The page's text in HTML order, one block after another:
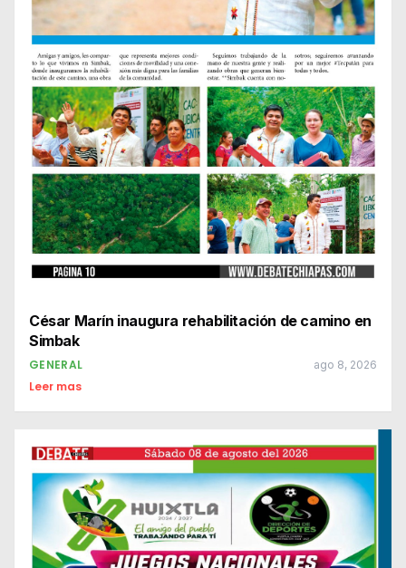
César Marín inaugura rehabilitación de camino en
Simbak
GENERAL ago 8, 2026
Leer mas